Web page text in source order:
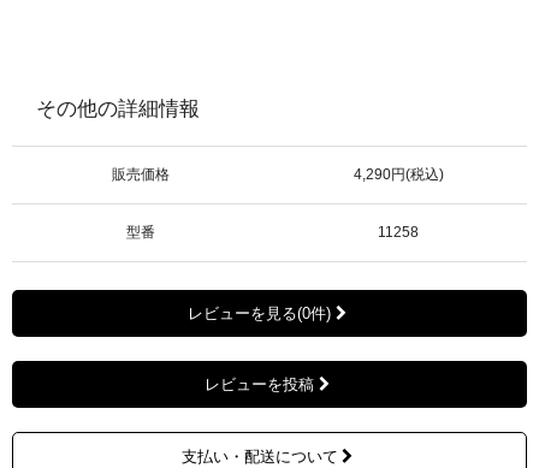
その他の詳細情報
販売価格 4,290円(税込)
型番 11258
レビューを見る(0件)
レビューを投稿
支払い・配送について